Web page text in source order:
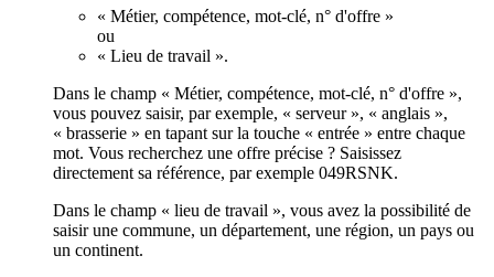
« Métier, compétence, mot-clé, n° d'offre »
ou
« Lieu de travail ».
Dans le champ « Métier, compétence, mot-clé, n° d'offre »,
vous pouvez saisir, par exemple, « serveur », « anglais »,
« brasserie » en tapant sur la touche « entrée » entre chaque
mot. Vous recherchez une offre précise ? Saisissez
directement sa référence, par exemple 049RSNK.
Dans le champ « lieu de travail », vous avez la possibilité de
saisir une commune, un département, une région, un pays ou
un continent.